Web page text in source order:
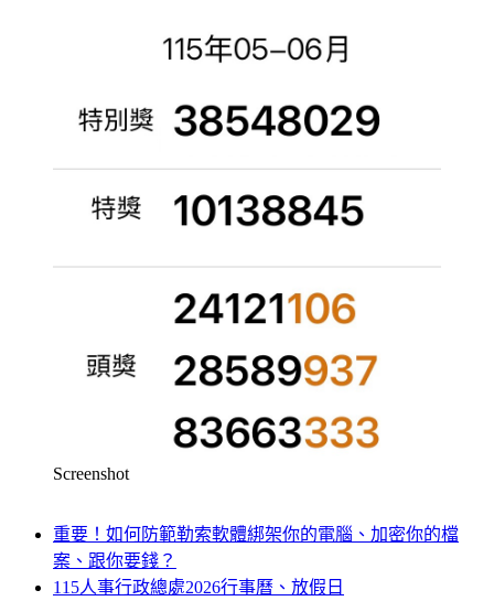
Screenshot
重要！如何防範勒索軟體綁架你的電腦、加密你的檔
案、跟你要錢？
115人事行政總處2026行事曆、放假日